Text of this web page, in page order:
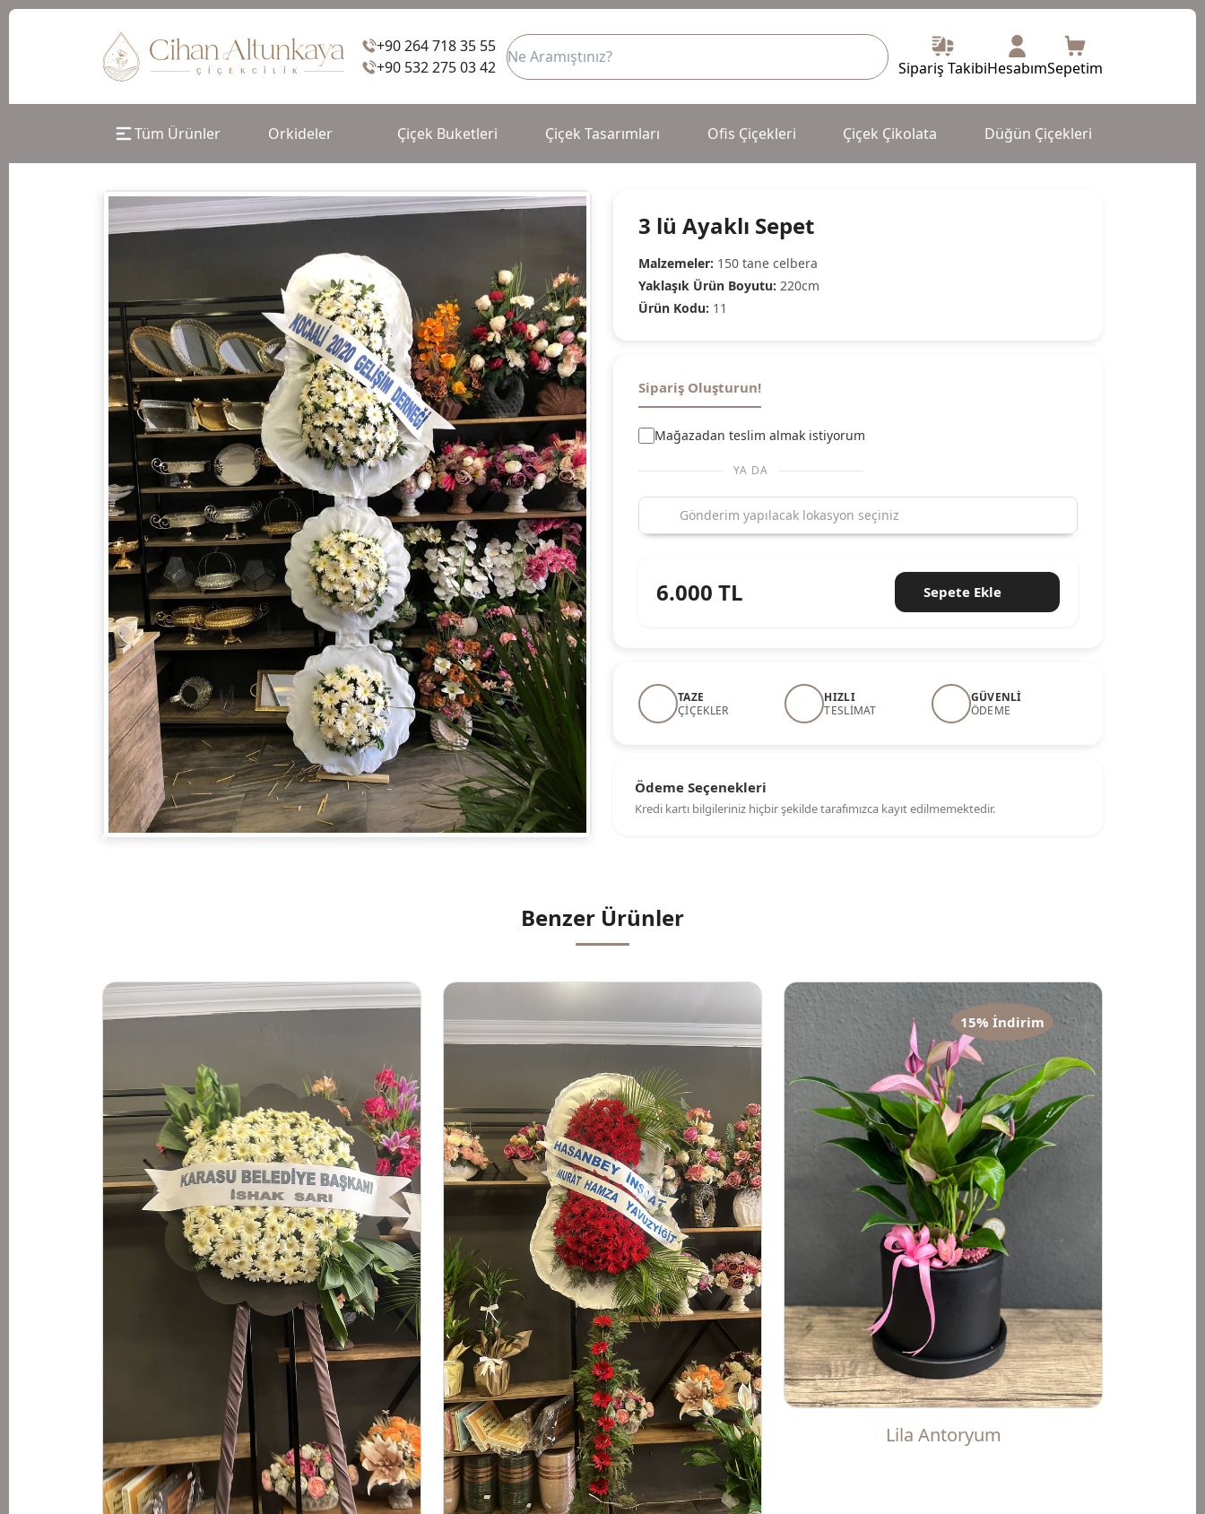
+90 264 718 35 55
+90 532 275 03 42
Sipariş TakibiHesabımSepetim
Tüm Ürünler Orkideler Çiçek Buketleri Çiçek Tasarımları Ofis Çiçekleri Çiçek Çikolata Düğün Çiçekleri
3 lü Ayaklı Sepet
Malzemeler: 150 tane celbera
Yaklaşık Ürün Boyutu: 220cm
Ürün Kodu: 11
Sipariş Oluşturun!
Mağazadan teslim almak istiyorum
YA DA
6.000 TL Sepete Ekle
TAZE
ÇIÇEKLER
HIZLI
TESLIMAT
GÜVENLI
ÖDEME
Ödeme Seçenekleri
Kredi kartı bilgileriniz hiçbir şekilde tarafımızca kayıt edilmemektedir.
Benzer Ürünler
15% İndirim
Lila Antoryum